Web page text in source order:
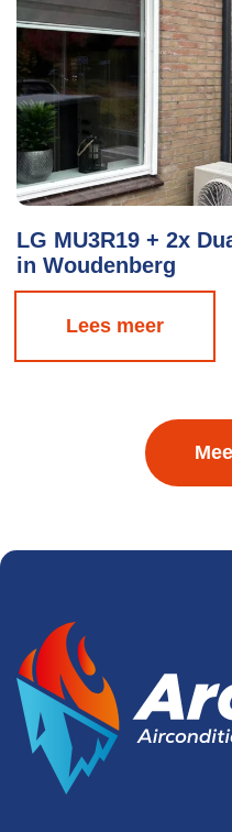
LG MU3R19 + 2x
in Woudenberg
Lees meer